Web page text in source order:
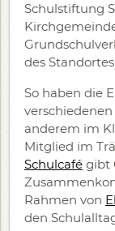
Schulstiftung
des
So haben die
anderem im
Mitglied im
Schulcafé gibt
Rahmen von
den